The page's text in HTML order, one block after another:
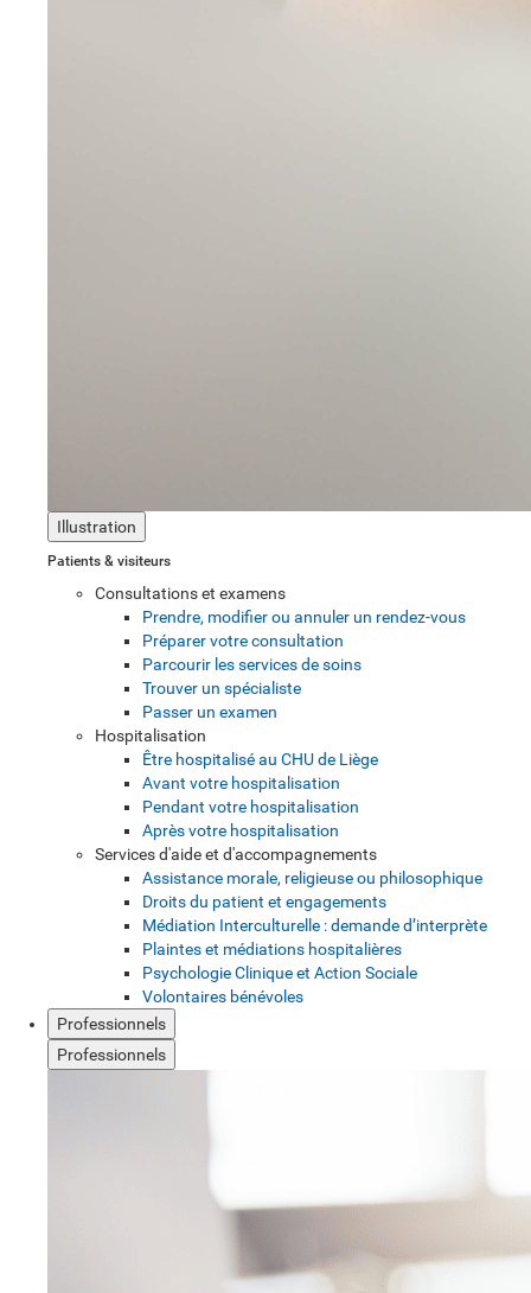
Illustration
Patients & visiteurs
Consultations et examens
Prendre, modifier ou annuler un rendez-vous
Préparer votre consultation
Parcourir les services de soins
Trouver un spécialiste
Passer un examen
Hospitalisation
Être hospitalisé au CHU de Liège
Avant votre hospitalisation
Pendant votre hospitalisation
Après votre hospitalisation
Services d'aide et d'accompagnements
Assistance morale, religieuse ou philosophique
Droits du patient et engagements
Médiation Interculturelle : demande d’interprète
Plaintes et médiations hospitalières
Psychologie Clinique et Action Sociale
Volontaires bénévoles
Professionnels
Professionnels